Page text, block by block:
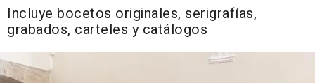
Incluye bocetos originales, serigrafías,
grabados, carteles y catálogos